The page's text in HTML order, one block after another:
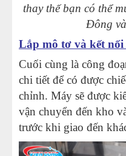
thay thế bạn có thể
Đông
Lắp mô tơ và kết nối
Cuối cùng là công
chi tiết để có được
chỉnh. Máy sẽ được
vận chuyển đến kho
trước khi giao đến